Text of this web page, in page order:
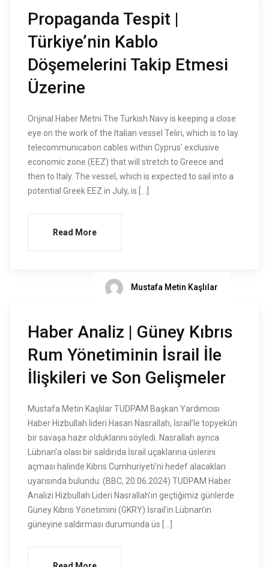
Propaganda Tespit |
Türkiye’nin Kablo
Döşemelerini Takip Etmesi
Üzerine
Orijinal Haber Metni The Turkish Navy is keeping a close
eye on the work of the Italian vessel Teliri, which is to lay
telecommunication cables within Cyprus’ exclusive
economic zone (EEZ) that will stretch to Greece and
then to Italy. The vessel, which is expected to sail into a
potential Greek EEZ in July, is […]
Read More
Mustafa Metin Kaşlılar
Haber Analiz | Güney Kıbrıs
Rum Yönetiminin İsrail İle
İlişkileri ve Son Gelişmeler
Mustafa Metin Kaşlılar TUDPAM Başkan Yardımcısı
Haber Hizbullah lideri Hasan Nasrallah, İsrail’le topyekûn
bir savaşa hazır olduklarını söyledi. Nasrallah ayrıca
Lübnan’a olası bir saldırıda İsrail uçaklarına üslerini
açması halinde Kıbrıs Cumhuriyeti’ni hedef alacakları
uyarısında bulundu. (BBC, 20.06.2024) TUDPAM Haber
Analizi Hizbullah Lideri Nasrallah’ın geçtiğimiz günlerde
Güney Kıbrıs Yönetimini (GKRY) İsrail’in Lübnan’ın
güneyine saldırması durumunda üs […]